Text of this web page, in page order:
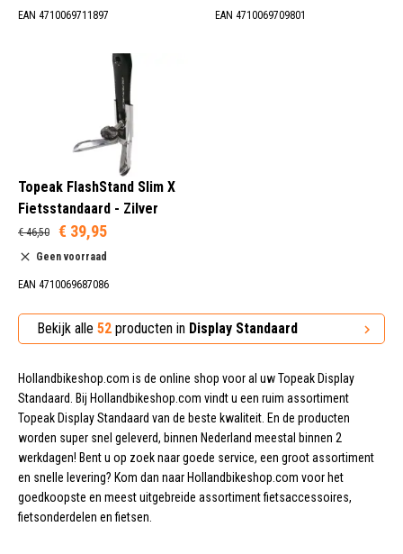
EAN 4710069711897 EAN 4710069709801
Topeak FlashStand Slim X
Fietsstandaard - Zilver
€ 46,50 € 39,95
Geen voorraad
EAN 4710069687086
Bekijk alle 52 producten in Display Standaard
Hollandbikeshop.com is de online shop voor al uw Topeak Display
Standaard. Bij Hollandbikeshop.com vindt u een ruim assortiment
Topeak Display Standaard van de beste kwaliteit. En de producten
worden super snel geleverd, binnen Nederland meestal binnen 2
werkdagen! Bent u op zoek naar goede service, een groot assortiment
en snelle levering? Kom dan naar Hollandbikeshop.com voor het
goedkoopste en meest uitgebreide assortiment fietsaccessoires,
fietsonderdelen en fietsen.